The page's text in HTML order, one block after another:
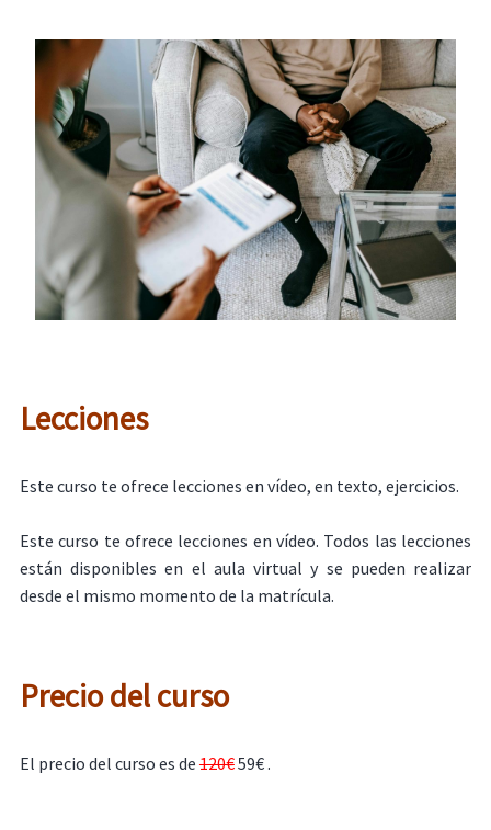
Lecciones
Este curso te ofrece lecciones en vídeo, en texto, ejercicios.
Este curso te ofrece lecciones en vídeo. Todos las lecciones
están disponibles en el aula virtual y se pueden realizar
desde el mismo momento de la matrícula.
Precio del curso
El precio del curso es de 120€59€ .